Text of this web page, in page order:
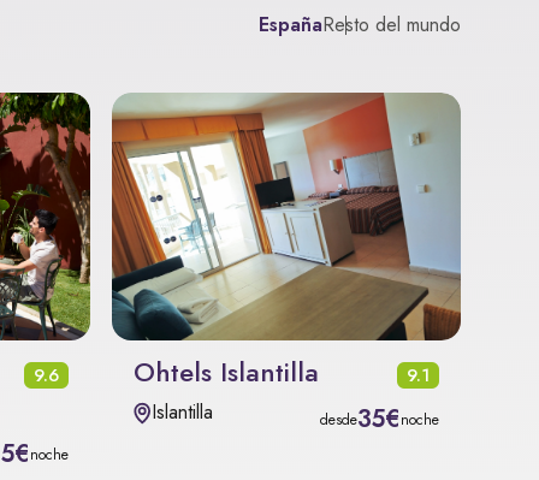
EspañaResto del mundo
9.6
noche
Ohtels Islantilla 9.1
Islantilla desde35€noche